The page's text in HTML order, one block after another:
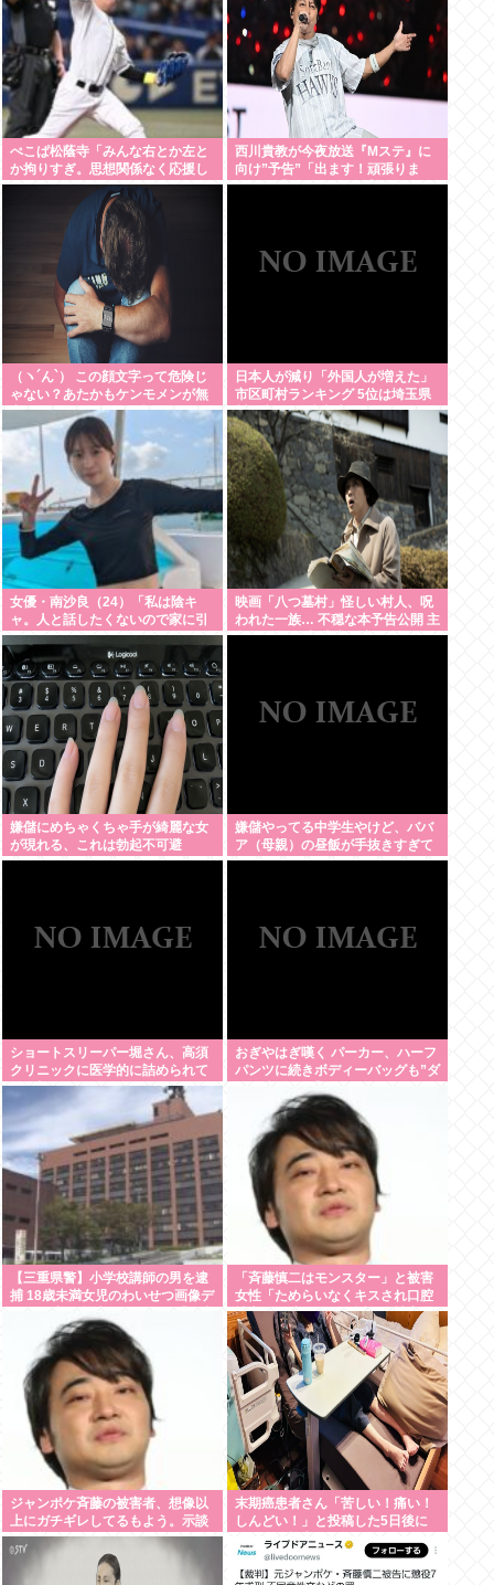
ぺこぱ松蔭寺「みんな右とか左と
か拘りすぎ。思想関係なく応援し
ようよ」
西川貴教が今夜放送『Mステ』に
向け”予告”「出ます！頑張りま
す！」「恐らくアレも着ます！」
（ヽ´ん`） この顔文字って危険じ
ゃない？あたかもケンモメンが無
害で優しい一般人だと誤解させる
恐れがある
日本人が減り「外国人が増えた」
市区町村ランキング 5位は埼玉県
川口市、4位京都市
女優・南沙良（24）「私は陰キ
ャ。人と話したくないので家に引
きこもってPCでアニメを観ていた
い」
映画「八つ墓村」怪しい村人、呪
われた一族… 不穏な本予告公開 主
題歌はB’zの松本孝弘率いるTMG
嫌儲にめちゃくちゃ手が綺麗な女
が現れる、これは勃起不可避
嫌儲やってる中学生やけど、ババ
ア（母親）の昼飯が手抜きすぎて
キレそう
ショートスリーパー堀さん、高須
クリニックに医学的に詰められて
ガチ切れwww
おぎやはぎ嘆く パーカー、ハーフ
パンツに続きボディーバッグも”ダ
言われるの？」
【三重県警】小学校講師の男を逮
捕 18歳未満女児のわいせつ画像デ
行方不明・被児童搾取センター」
から情報提供
「斉藤慎二はモンスター」と被害
女性「ためらいなくキスされ口腔
性交…」涙ながらに訴えた被害後
の”深刻なPTSD”
ジャンポケ斉藤の被害者、想像以
上にガチギレしてるもよう。示談
不可能か。
末期癌患者さん「苦しい！痛い！
しんどい！」と投稿した5日後に
穏やかに旅立つ